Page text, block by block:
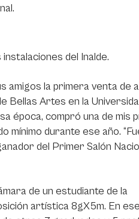
del Inalde.
amigos la primera venta de
Bellas Artes en la
época, compró una de mis
mínimo durante ese año.
del Primer Salón
de un estudiante de la
artística 8gX5m. En